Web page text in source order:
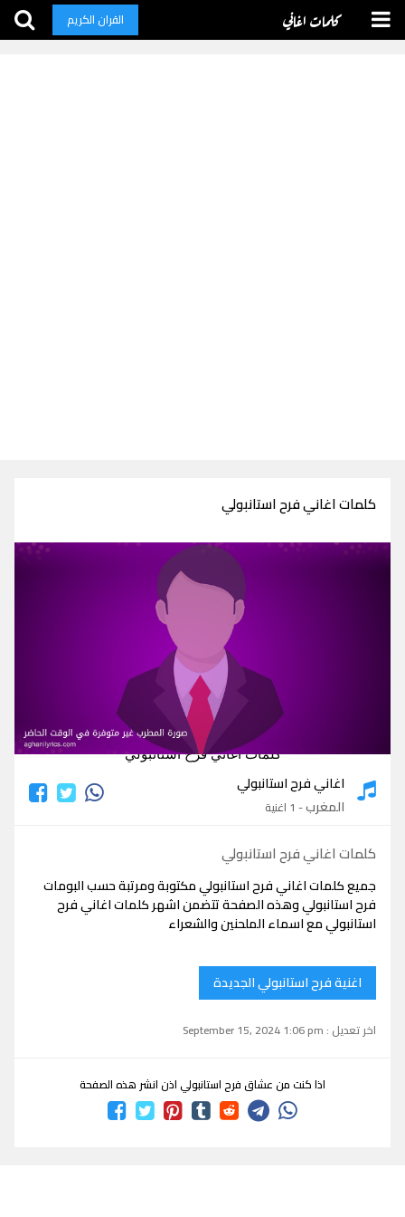
كلمات اغاني القران الكريم
كلمات اغاني فرح استانبولي
كلمات اغاني فرح استانبولي
اغاني فرح استانبولي
المغرب- 1 اغنية
كلمات اغاني فرح استانبولي
جميع كلمات اغاني فرح استانبولي مكتوبة ومرتبة حسب البومات
فرح استانبولي وهذه الصفحة تتضمن اشهر كلمات اغاني فرح
استانبولي مع اسماء الملحنين والشعراء
اغنية فرح استانبولي الجديدة
اخر تعديل : September 15, 2024 1:06 pm
اذا كنت من عشاق فرح استانبولي اذن انشر هذه الصفحة